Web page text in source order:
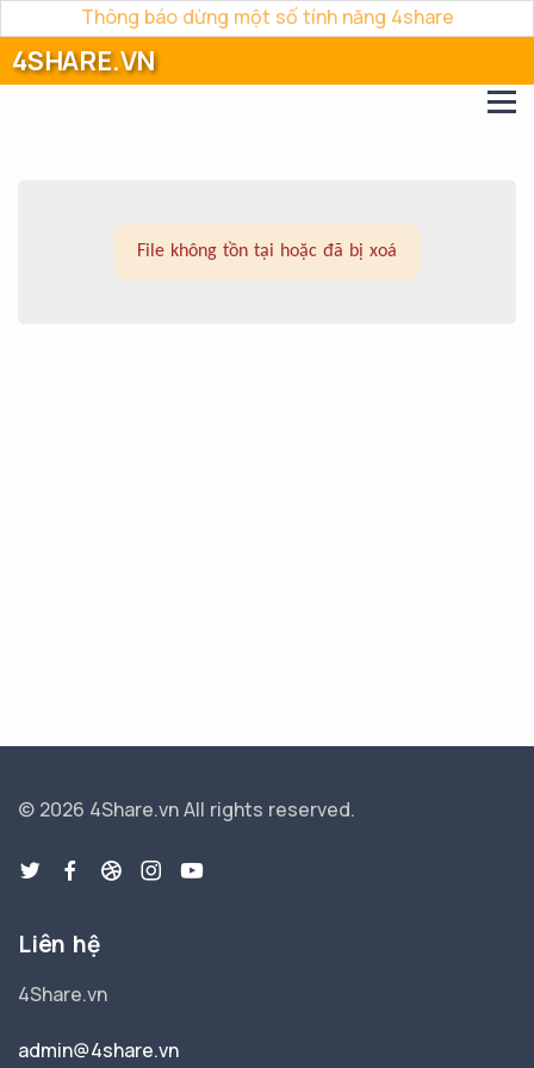
Thông báo dừng một số tính năng 4share
4SHARE.VN
File không tồn tại hoặc đã bị xoá
© 2026 4Share.vnAll rights reserved.
Liên hệ
4Share.vn
admin@4share.vn